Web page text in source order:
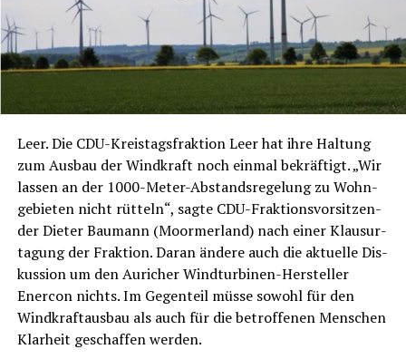
Leer. Die CDU-Kreis­tags­frak­ti­on Leer hat ihre Hal­tung
zum Aus­bau der Wind­kraft noch ein­mal bekräf­tigt. „Wir
las­sen an der 1000-Meter-Abstands­re­ge­lung zu Wohn­
ge­bie­ten nicht rüt­teln“, sag­te CDU-Frak­ti­ons­vor­sit­zen­
der Die­ter Bau­mann (Moorm­er­land) nach einer Klau­sur­
ta­gung der Frak­ti­on. Dar­an ände­re auch die aktu­el­le Dis­
kus­si­on um den Auricher Wind­tur­bi­nen-Her­stel­ler
Ener­con nichts. Im Gegen­teil müs­se sowohl für den
Wind­kraft­aus­bau als auch für die betrof­fe­nen Men­schen
Klar­heit geschaf­fen werden.